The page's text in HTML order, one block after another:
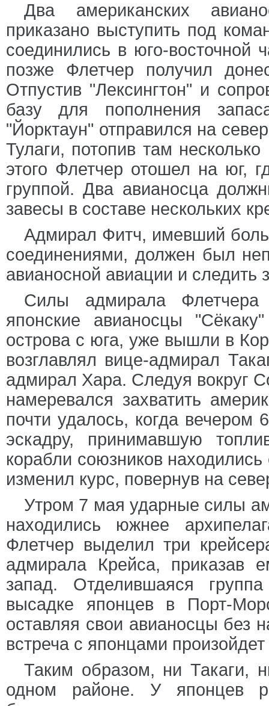
Два американских
приказано выступить под
соединились в юго-восточной
позже Флетчер получил
Отпустив "Лексингтон" и
базу для пополнения
"Йорктаун" отправился на
Тулаги, потопив там
этого Флетчер отошел на юг,
группой. Два авианосца
завесы в составе нескольких
Адмирал Фитч, имевший
соединениями, должен был
авианосной авиации и
Силы адмирала Флетчера
японские авианосцы
острова с юга, уже вышли в
возглавлял вице-адмирал
адмирал Хара. Следуя вокруг
намеревался захватить
почти удалось, когда
эскадру, принимавшую
корабли союзников
изменил курс, повернув на
Утром 7 мая ударные силы
находились южнее
Флетчер выделил три
адмирала Крейса, приказав
запад. Отделившаяся
высадке японцев в Порт-
оставляя свои авианосцы без
встреча с японцами
Таким образом, ни Такаги,
одном районе. У японцев